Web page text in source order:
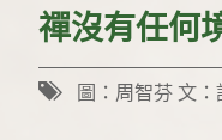
禪沒有任何
圖：周智芬 文